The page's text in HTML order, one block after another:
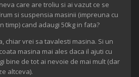
care are troliu si ai vazut ce se
si suspensia masinii (impreuna cu
timp) cand adaugi 50kg in fata?
chiar vrei sa tavalesti masina. Si un
masina mai ales daca il ajuti cu
bine de tot ai nevoie de mai mult (dar
altceva).